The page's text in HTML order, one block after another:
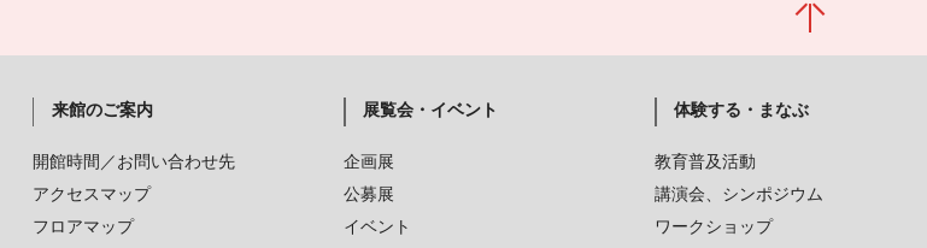
来館のご案内
開館時間／お問い合わせ先
アクセスマップ
フロアマップ
展覧会・イベント
企画展
公募展
イベント
体験する・まなぶ
教育普及活動
講演会、シンポジウム
ワークショップ